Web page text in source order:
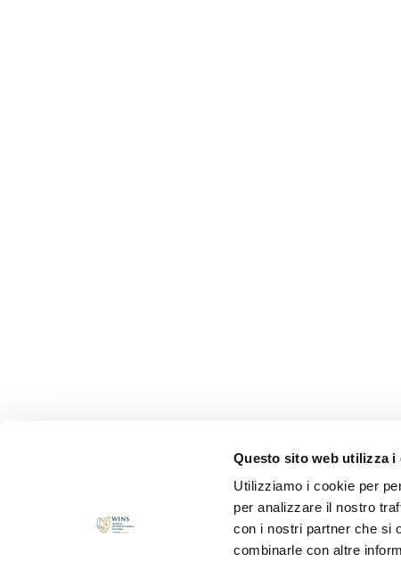
Questo sito web utilizza i
Utilizziamo i cookie per
per analizzare il nostro
con i nostri partner che si
combinarle con altre